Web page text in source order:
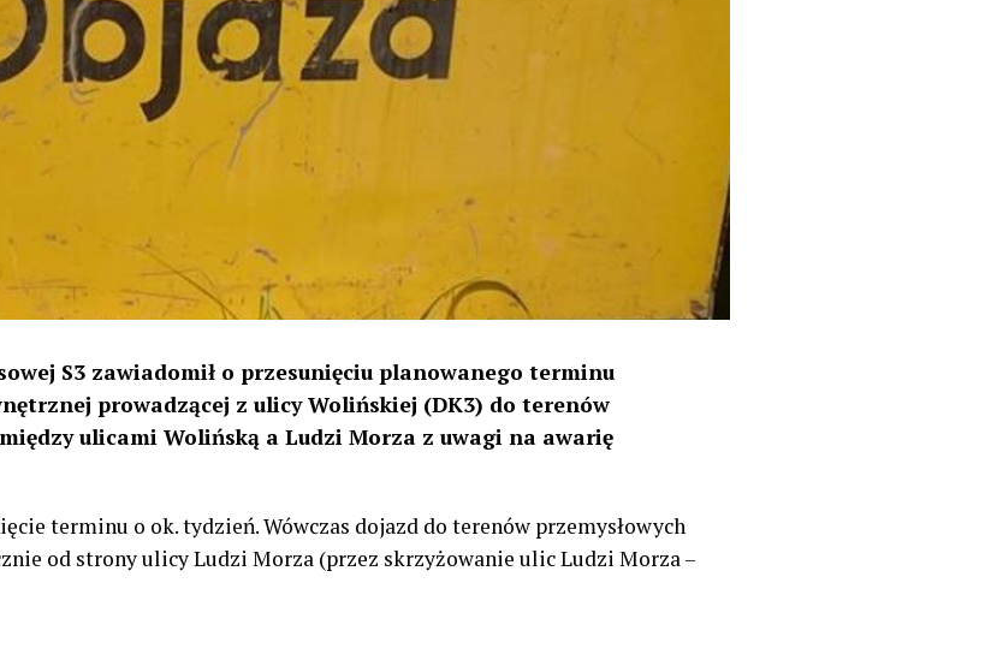
S3 zawiadomił o przesunięciu planowanego terminu
prowadzącej z ulicy Wolińskiej (DK3) do terenów
ulicami Wolińską a Ludzi Morza z uwagi na awarię
terminu o ok. tydzień. Wówczas dojazd do terenów przemysłowych
od strony ulicy Ludzi Morza (przez skrzyżowanie ulic Ludzi Morza –